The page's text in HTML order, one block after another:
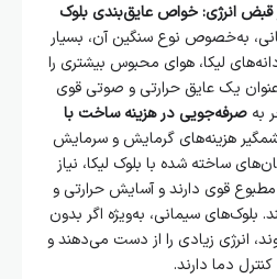
قبض انرژی:خواص عایق‌بندی بلوک
به‌خصوص نوع سنگین آن، بسیار
لیکا، هوای محبوس بیشتری را
یک عایق حرارتی و صوتی قوی
به صرفه‌جویی در هزینه ساخت با
هزینه‌های گرمایش و سرمایش
ساخته شده با بلوک لیکا، نیاز
قوی دارند و آسایش حرارتی و
بلوک‌های سیمانی، به‌ویژه اگر بدون
انرژی زیادی را از دست می‌دهند و
دما دارند.